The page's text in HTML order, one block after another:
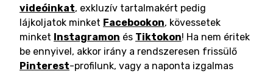
videóinkat, exkluzív tartalmakért pedig
lájkoljatok minket Facebookon, kövessetek
minket Instagramon és Tiktokon! Ha nem éritek
be ennyivel, akkor irány a rendszeresen frissülő
Pinterest-profilunk, vagy a naponta izgalmas